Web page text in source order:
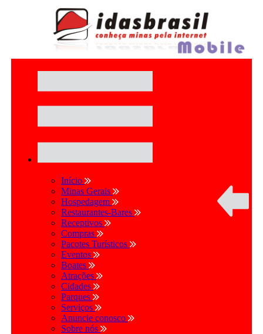
Início
Minas Gerais
Hospedagem
Restaurantes-Bares
Receptivos
Compras
Pacotes Turísticos
Eventos
Boates
Atrações
Cidades
Parques
Serviços
Anuncie conosco
Sobre nós